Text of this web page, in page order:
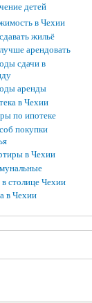
детей
в Чехии
жильё
арендовать
сдачи в
аренды
в Чехии
по ипотеке
покупки
в Чехии
столице Чехии
в Чехии